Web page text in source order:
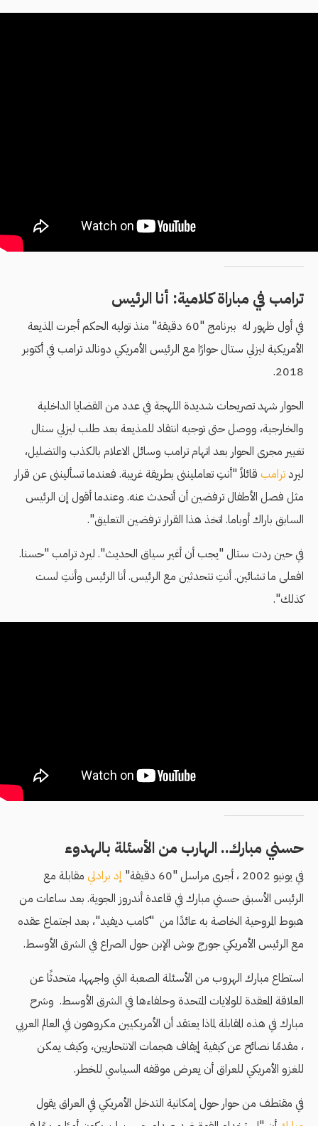
ترامب في مباراة كلامية: أنا الرئيس
في أول ظهور له ببرنامج "60 دقيقة" منذ توليه الحكم أجرت المذيعة
الأمريكية ليزلي ستال حوارًا مع الرئيس الأمريكي دونالد ترامب في أكتوبر
2018.
الحوار شهد تصريحات شديدة اللهجة في عدد من القضايا الداخلية
والخارجية، ووصل حتى توجيه انتقاد للمذيعة بعد طلب ليزلي ستال
تغيير مجرى الحوار بعد اتهام ترامب وسائل الاعلام بالكذب والتضليل،
ليردترامب قائلاً "أنتِ تعامليننى بطريقة غريبة. فعندما تسأليننى عن قرار
مثل فصل الأطفال ترفضين أن أتحدث عنه. وعندما أقول إن الرئيس
السابق باراك أوباما. اتخذ هذا القرار ترفضين التعليق".
في حين ردت ستال "يجب أن أغير سياق الحديث". ليرد ترامب "حسنا.
افعلى ما تشائين. أنتِ تتحدثين مع الرئيس. أنا الرئيس وأنتِ لست
كذلك".
حسني مبارك.. الهارب من الأسئلة بالهدوء
في يونيو 2002 ، أجرى مراسل "60 دقيقة" إد برادلي مقابلة مع
الرئيس الأسبق حسني مبارك في قاعدة أندروز الجوية. بعد ساعات من
هبوط المروحية الخاصة به عائدًا من "كامب ديفيد"، بعد اجتماع عقده
مع الرئيس اﻷمريكي جورج بوش الإبن حول الصراع في الشرق الأوسط.
استطاع مبارك الهروب من الأسئلة الصعبة التي واجهها، متحدثًا عن
العلاقة المعقدة للولايات المتحدة وحلفاءها في الشرق الأوسط. وشرح
مبارك في هذه المقابلة لماذا يعتقد أن الأمريكيين مكروهون في العالم العربي
، مقدمًا نصائح عن كيفية إيقاف هجمات الانتحاريين، وكيف يمكن
للغزو الأمريكي للعراق أن يعرض موقفه السياسي للخطر.
في مقتطف من حوار حول إمكانية التدخل اﻷمريكي في العراق يقول